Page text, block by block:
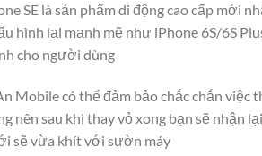
SE là sản phẩm di động cao cấp mới
hình lại mạnh mẽ như iPhone 6S/6S
cho người dùng
Mobile có thể đảm bảo chắc chắn việc
nên sau khi thay vỏ xong bạn sẽ nhận
sẽ vừa khít với sườn máy